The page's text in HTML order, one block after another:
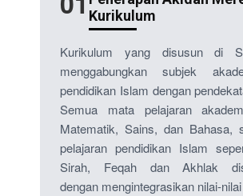
Kurikulum
Kurikulum yang disusun di
menggabungkan subjek
pendidikan Islam dengan
Semua mata pelajaran
Matematik, Sains, dan Bahasa,
pelajaran pendidikan Islam
Sirah, Feqah dan Akhlak
dengan mengintegrasikan nilai-